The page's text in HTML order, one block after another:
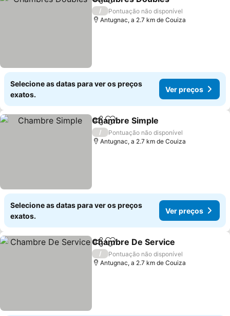
PartilharAdicionar aos favoritos
/
Pontuação não disponível
Antugnac, a 2.7 km de Couiza
Selecione as datas para ver os preços
exatos.
Ver preços
PartilharAdicionar aos favoritos
Chambre Simple
/
Pontuação não disponível
Antugnac, a 2.7 km de Couiza
Selecione as datas para ver os preços
exatos.
Ver preços
PartilharAdicionar aos favoritos
Chambre De Service
/
Pontuação não disponível
Antugnac, a 2.7 km de Couiza